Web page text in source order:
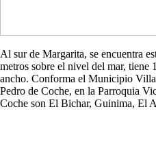
Al sur de Margarita, se encuentra
metros sobre el nivel del mar,
ancho. Conforma el Municipio
Pedro de Coche, en la Parroquia
Coche son El Bichar, Guinima, El